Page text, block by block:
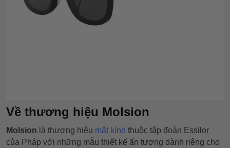
Về thương hiệu Molsion
Molsion là thương hiệu mắt kính thuộc tập đoàn Essilor
của Pháp với những mẫu thiết kế ấn tượng dành riêng cho